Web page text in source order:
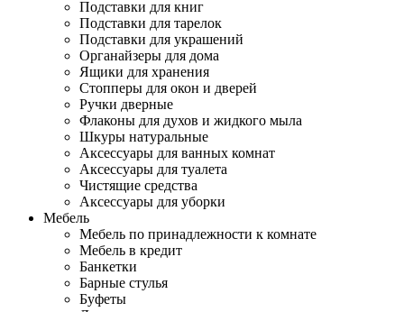
Подставки для книг
Подставки для тарелок
Подставки для украшений
Органайзеры для дома
Ящики для хранения
Стопперы для окон и дверей
Ручки дверные
Флаконы для духов и жидкого мыла
Шкуры натуральные
Аксессуары для ванных комнат
Аксессуары для туалета
Чистящие средства
Аксессуары для уборки
Мебель
Мебель по принадлежности к комнате
Мебель в кредит
Банкетки
Барные стулья
Буфеты